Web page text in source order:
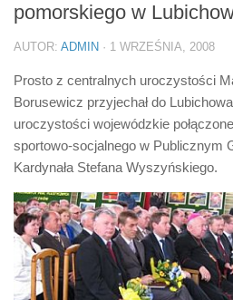
po 1989
Media
Galeria
Życiorys
Biuro Senatorskie
Senat
Platforma Obywatelska
Fundacja Jacka Kaczmarskiego
pomorskiego w
AUTOR: ADMIN · 1 WRZEŚNIA, 2008
Prosto z centralnych uroczystości
Borusewicz przyjechał do
uroczystości wojewódzkie
sportowo-socjalnego w Publicznym
Kardynała Stefana Wyszyńskiego.